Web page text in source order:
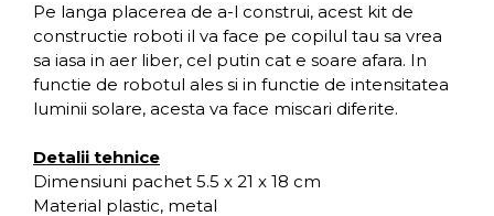
Pe langa placerea de a-l construi, acest kit de
constructie roboti il va face pe copilul tau sa vrea
sa iasa in aer liber, cel putin cat e soare afara. In
functie de robotul ales si in functie de intensitatea
luminii solare, acesta va face miscari diferite.
Detalii tehnice
Dimensiuni pachet 5.5 x 21 x 18 cm
Material plastic, metal